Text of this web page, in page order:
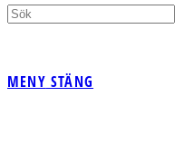
MENY STÄNG